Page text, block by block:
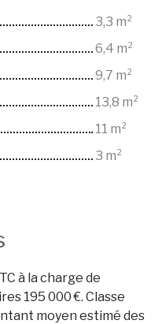
3,3 m²
6,4 m²
9,7 m²
13,8 m²
11 m²
3 m²
à la charge de
195 000 €. Classe
moyen estimé des